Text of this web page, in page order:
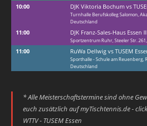
10:00 DJK Viktoria Bochum vs
Turnhalle Berufskolleg Salomon,
Deutschland
11:00 DJK Franz-Sales-Haus Essen
Sportzentrum Ruhr, Steeler Str.
11:00 RuWa Dellwig vs TUSEM
Sporthalle - Schule am Reuenberg,
Deutschland
* Alle Meisterschaftstermine sind ohne
euch zusätzlich aufmyTischtennis.de -
WTTV - TUSEM Essen